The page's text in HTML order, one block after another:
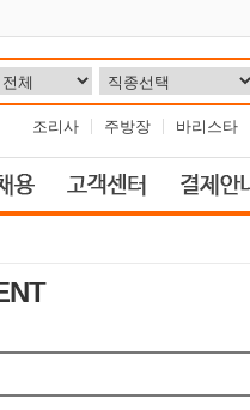
조리사 주방장 바리스타